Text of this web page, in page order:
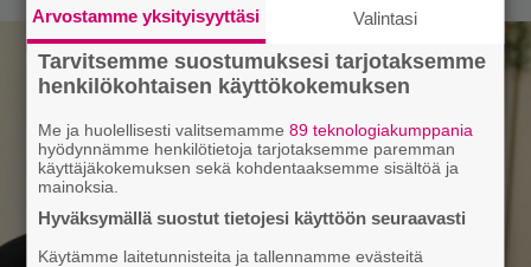
Arvostamme yksityisyyttäsi Valintasi
Tarvitsemme suostumuksesi tarjotaksemme
henkilökohtaisen käyttökokemuksen
Me ja huolellisesti valitsemamme89 teknologiakumppania
hyödynnämme henkilötietoja tarjotaksemme paremman
käyttäjäkokemuksen sekä kohdentaaksemme sisältöä ja
mainoksia.
Hyväksymällä suostut tietojesi käyttöön seuraavasti
Käytämme laitetunnisteita ja tallennamme evästeitä